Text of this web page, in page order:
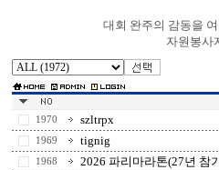
대회 완주의 감동을
자원봉사
1970 szltrpx
1969 tignig
1968 2026 파리마라톤(27년 참